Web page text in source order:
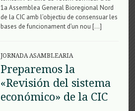
1a Assemblea General Bioregional Nord
de la CIC amb l’objectiu de consensuar les
bases de funcionament d’un nou […]
JORNADA ASAMBLEARIA
Preparemos la
«Revisión del sistema
económico» de la CIC